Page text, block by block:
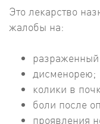
Это лекарство
жалобы на:
дисменорею;
колики в
боли после
проявления